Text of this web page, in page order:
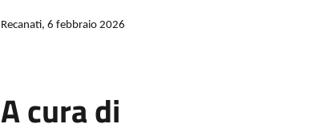
Recanati, 6 febbraio 2026
A cura di